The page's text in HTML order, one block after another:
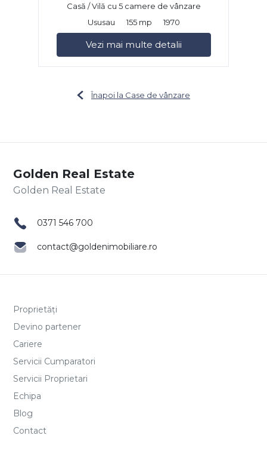
Casă / Vilă cu 5 camere de vânzare
Ususau
155 mp 1970
Vezi mai multe detalii
Înapoi la Case de vânzare
Golden Real Estate
0371 546 700
contact@goldenimobiliare.ro
Proprietăți
Devino partener
Cariere
Servicii Cumparatori
Servicii Proprietari
Echipa
Blog
Contact